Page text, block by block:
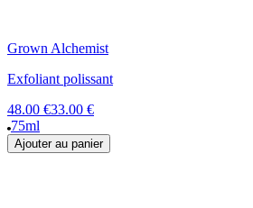
Grown Alchemist
Exfoliant polissant
48.00 €33.00 €
75ml
Ajouter au panier